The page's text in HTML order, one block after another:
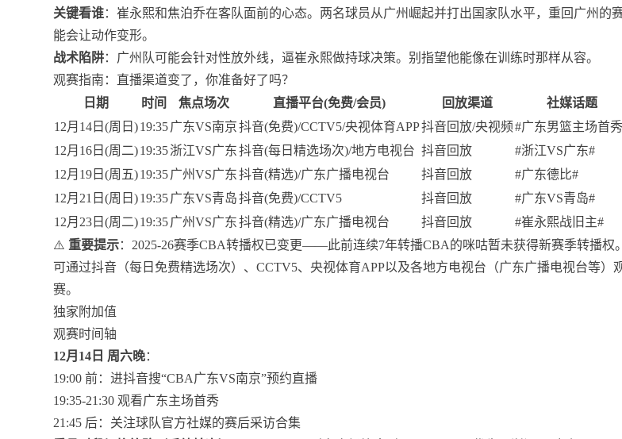
关键看谁：崔永熙和焦泊乔在客队面前的心态。两名球员从广州崛起并打出国家队水平，重回广州的
能会让动作变形。
战术陷阱：广州队可能会针对性放外线，逼崔永熙做持球决策。别指望他能像在训练时那样从容。
观赛指南：直播渠道变了，你准备好了吗？
日期
时间 焦点场次 直播平台(免费/会员) 回放渠道
社媒话题
12月14日(周日)19:35广东VS南京抖音(免费)/CCTV5/央视体育APP抖音回放/央视频#广东男篮主场首
12月16日(周二)19:35浙江VS广东抖音(每日精选场次)/地方电视台 抖音回放
#浙江VS广东#
12月19日(周五)19:35广州VS广东抖音(精选)/广东广播电视台 抖音回放
#广东德比#
12月21日(周日)19:35广东VS青岛抖音(免费)/CCTV5 抖音回放
#广东VS青岛#
12月23日(周二)19:35广州VS广东抖音(精选)/广东广播电视台 抖音回放
#崔永熙战旧主#
⚠️ 重要提示：2025-26赛季CBA转播权已变更——此前连续7年转播CBA的咪咕暂未获得新赛季转播权。
可通过抖音（每日免费精选场次）、CCTV5、央视体育APP以及各地方电视台（广东广播电视台等）
赛。
独家附加值
观赛时间轴
12月14日 周六晚：
19:00 前：进抖音搜“CBA广东VS南京”预约直播
19:35-21:30 观看广东主场首秀
21:45 后：关注球队官方社媒的赛后采访合集